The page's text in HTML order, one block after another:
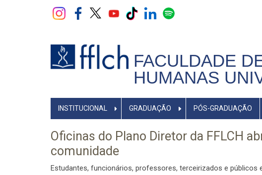
FACULDADE
HUMANAS
NAVEGADOR
PRINCIPAL
INSTITUCIONAL GRADUAÇÃO PÓS-GRADUAÇÃO
Oficinas do Plano Diretor da FFLCH
comunidade
Estudantes, funcionários, professores, terceirizados e